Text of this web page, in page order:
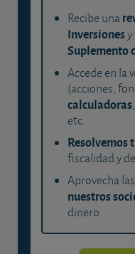
Recibe una
Inversiones
Suplemento
Accede en la
(acciones,
calculadoras,
etc.
Resolvemos
fiscalidad y
Aprovecha
nuestros
dinero.